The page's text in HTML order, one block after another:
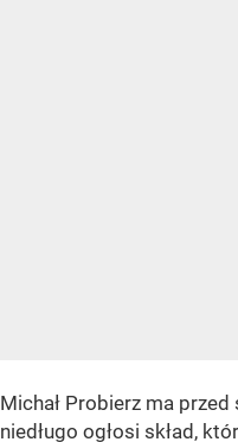
Michał Probierz ma
niedługo ogłosi skład,